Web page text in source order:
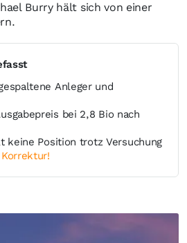
Burry hält sich von einer
Anleger und
bei 2,8 Bio nach
keine Position trotz Versuchung